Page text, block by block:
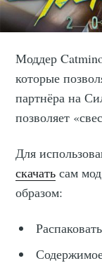
Моддер
которые
партнёра на
позволяет
Для
скачать сам
образом: